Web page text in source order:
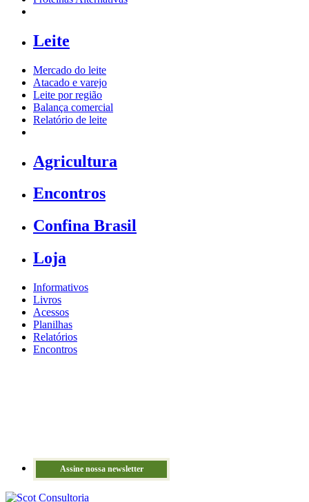
Leite
Mercado do leite
Atacado e varejo
Leite por região
Balança comercial
Relatório de leite
Agricultura
Encontros
Confina Brasil
Loja
Informativos
Livros
Acessos
Planilhas
Relatórios
Encontros
Assine nossa newsletter